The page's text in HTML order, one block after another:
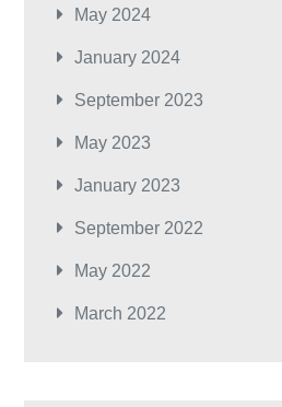
May 2024
January 2024
September 2023
May 2023
January 2023
September 2022
May 2022
March 2022